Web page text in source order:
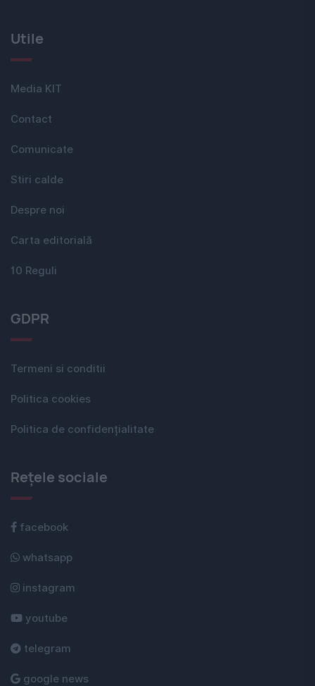
Utile
Media KIT
Contact
Comunicate
Stiri calde
Despre noi
Carta editorială
10 Reguli
GDPR
Termeni si conditii
Politica cookies
Politica de confidențialitate
Rețele sociale
facebook
whatsapp
instagram
youtube
telegram
google news